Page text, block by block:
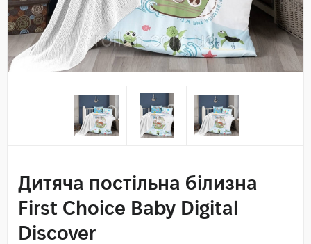
Дитяча постільна білизна
First Choice Baby Digital
Discover